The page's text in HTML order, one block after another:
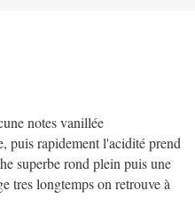
notes vanillée
puis rapidement l'acidité prend
superbe rond plein puis une
tres longtemps on retrouve à